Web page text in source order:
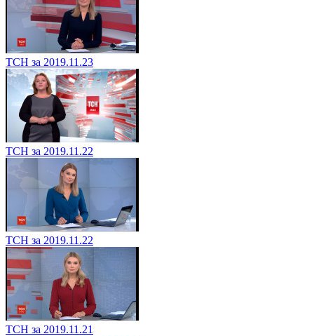
ТСН за 2019.11.23
ТСН за 2019.11.22
ТСН за 2019.11.22
ТСН за 2019.11.21